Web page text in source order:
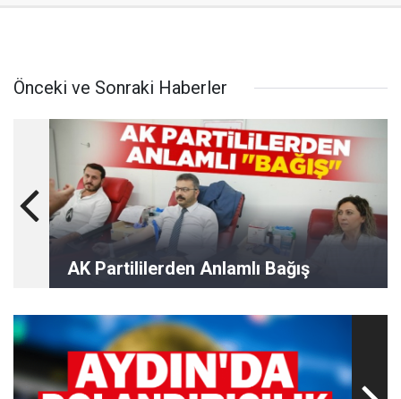
Önceki ve Sonraki Haberler
AK Partililerden Anlamlı Bağış